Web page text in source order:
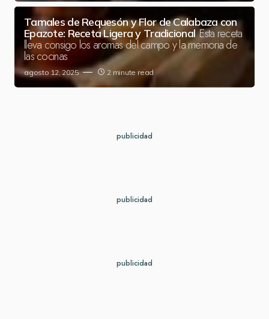
Tamales de Requesón y Flor de Calabaza con
Epazote: Receta Ligera y Tradicional Esta receta
lleva consigo los aromas del campo y la memoria de
las cocinas
agosto 12, 2025 2 minute read
publicidad
publicidad
publicidad